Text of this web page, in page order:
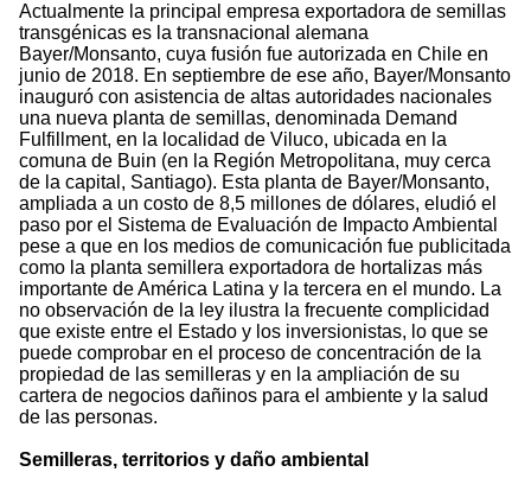
Actualmente la principal empresa exportadora de semillas
transgénicas es la transnacional alemana
Bayer/Monsanto, cuya fusión fue autorizada en Chile en
junio de 2018. En septiembre de ese año, Bayer/Monsanto
inauguró con asistencia de altas autoridades nacionales
una nueva planta de semillas, denominada Demand
Fulfillment, en la localidad de Viluco, ubicada en la
comuna de Buin (en la Región Metropolitana, muy cerca
de la capital, Santiago). Esta planta de Bayer/Monsanto,
ampliada a un costo de 8,5 millones de dólares, eludió el
paso por el Sistema de Evaluación de Impacto Ambiental
pese a que en los medios de comunicación fue publicitada
como la planta semillera exportadora de hortalizas más
importante de América Latina y la tercera en el mundo. La
no observación de la ley ilustra la frecuente complicidad
que existe entre el Estado y los inversionistas, lo que se
puede comprobar en el proceso de concentración de la
propiedad de las semilleras y en la ampliación de su
cartera de negocios dañinos para el ambiente y la salud
de las personas.
Semilleras, territorios y daño ambiental